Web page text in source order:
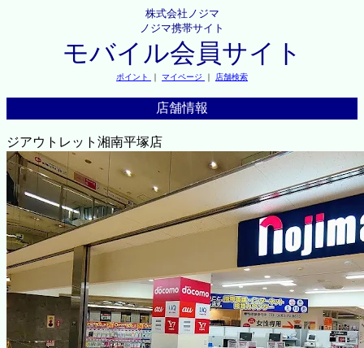
株式会社ノジマ
ノジマ携帯サイト
モバイル会員サイト
ポイント ｜ マイページ ｜ 店舗検索
店舗情報
ジアウトレット湘南平塚店